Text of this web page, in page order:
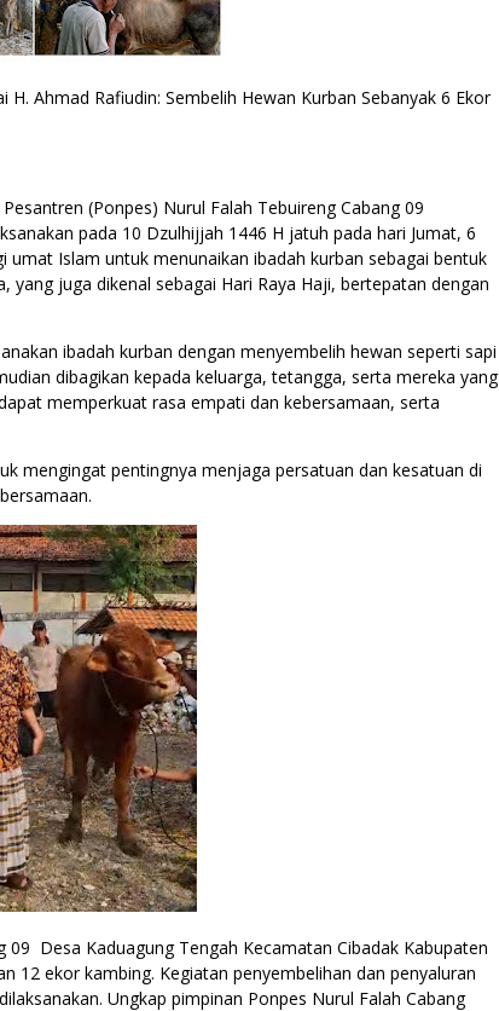
Ahmad Rafiudin: Sembelih Hewan Kurban Sebanyak 6 Ekor
(Ponpes) Nurul Falah Tebuireng Cabang 09
pada 10 Dzulhijjah 1446 H jatuh pada hari Jumat, 6
umat Islam untuk menunaikan ibadah kurban sebagai bentuk
yang juga dikenal sebagai Hari Raya Haji, bertepatan dengan
ibadah kurban dengan menyembelih hewan seperti sapi
dibagikan kepada keluarga, tetangga, serta mereka yang
memperkuat rasa empati dan kebersamaan, serta
mengingat pentingnya menjaga persatuan dan kesatuan di
09 Desa Kaduagung Tengah Kecamatan Cibadak Kabupaten
12 ekor kambing. Kegiatan penyembelihan dan penyaluran
Ungkap pimpinan Ponpes Nurul Falah Cabang